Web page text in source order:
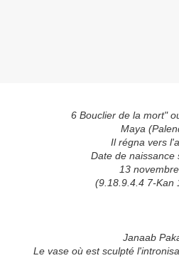
6 Bouclier de la mort"
Maya
Il régna vers
Date de naissance
13
(9.18.9.4.4 7-Kan
Janaab
Le vase où est sculpté